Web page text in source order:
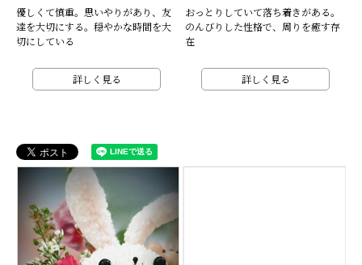
優しくて慎重。思いやりがあり、友
達を大切にする。穏やかな時間を大
切にしている
詳しく見る
おっとりしていて落ち着きがある。
のんびりした性格で、周りを癒す存
在
詳しく見る